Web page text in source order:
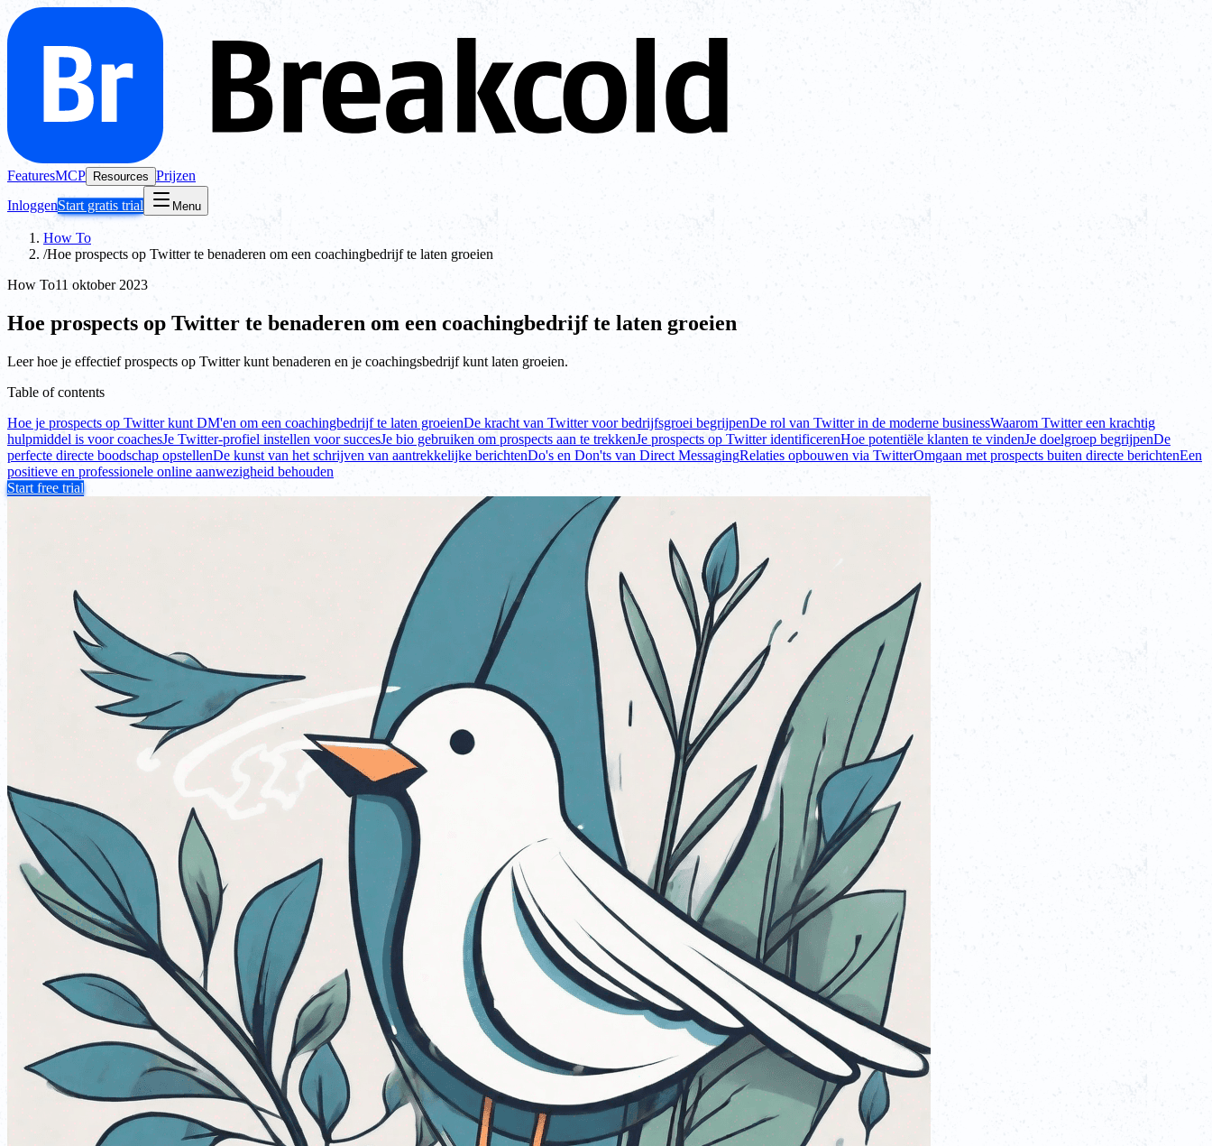
FeaturesMCP Resources Prijzen
InloggenStart gratis trial Menu
How To
/Hoe prospects op Twitter te benaderen om een coachingbedrijf te laten groeien
How To11 oktober 2023
Hoe prospects op Twitter te benaderen om een coachingbedrijf te laten groeien
Leer hoe je effectief prospects op Twitter kunt benaderen en je coachingsbedrijf kunt laten groeien.
Table of contents
Hoe je prospects op Twitter kunt DM'en om een coachingbedrijf te laten groeienDe kracht van Twitter voor bedrijfsgroei begrijpenDe rol van Twitter in de moderne businessWaarom Twitter een krachtig
hulpmiddel is voor coachesJe Twitter-profiel instellen voor succesJe bio gebruiken om prospects aan te trekkenJe prospects op Twitter identificerenHoe potentiële klanten te vindenJe doelgroep begrijpenDe
perfecte directe boodschap opstellenDe kunst van het schrijven van aantrekkelijke berichtenDo's en Don'ts van Direct MessagingRelaties opbouwen via TwitterOmgaan met prospects buiten directe berichtenEen
positieve en professionele online aanwezigheid behouden
Start free trial